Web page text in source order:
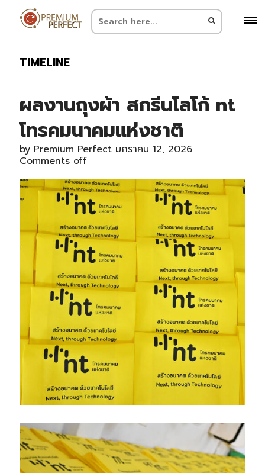
TIMELINE
ผลงานถุงผ้า สกรีนโลโก้ nt
โทรคมนาคมแห่งชาติ
by Premium Perfect มกราคม 12, 2026
Comments off